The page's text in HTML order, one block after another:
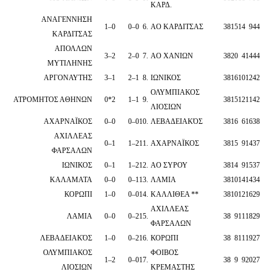
ΚΑΡΔ.
ΑΝΑΓΕΝΝΗΣΗ
ΚΑΡΔΙΤΣΑΣ
1–0 0–0 6. ΑO ΚΑΡΔΙΤΣΑΣ 381514 944
ΑΠΟΛΛΩΝ
ΜΥΤΙΛΗΝΗΣ
3–2 2–0 7. ΑO ΧΑΝΙΩΝ 3820 41444
ΑΡΓΟΝΑΥΤΗΣ 3–1 2–1 8. ΙΩΝΙΚΟΣ 3816101242
ΑΤΡΟΜΗΤΟΣ ΑΘΗΝΩΝ 0*2 1–1 9.
ΟΛΥΜΠΙΑΚΟΣ
ΛΙΟΣΙΩΝ
3815121142
ΑΧΑΡΝΑΪΚΟΣ 0–0 0–010. ΛΕΒΑΔΕΙΑΚΌΣ 3816 61638
ΑΧΙΛΛΕΑΣ
ΦΑΡΣΑΛΩΝ
0–1 1–211. ΑΧΑΡΝΑΪΚΟΣ 3815 91437
ΙΩΝΙΚΟΣ 0–1 1–212. ΑO ΣΥΡΟΥ 3814 91537
ΚΑΛΑΜΑΤΑ
0–0 0–113. ΛΑΜΙΑ 3810141434
ΚΟΡΩΠΙ
1–0 0–014. ΚΑΛΛΙΘΕΑ ** 3810121629
ΛΑΜΙΑ 0–0 0–215.
ΑΧΙΛΛΕΑΣ
ΦΑΡΣΑΛΩΝ
38 9111829
ΛΕΒΑΔΕΙΑΚΌΣ 1–0 0–216. ΚΟΡΩΠΙ 38 8111927
ΟΛΥΜΠΙΑΚΟΣ
ΛΙΟΣΙΩΝ
1–2 0–017.
ΦΟΙΒΟΣ
ΚΡΕΜΑΣΤΗΣ
38 9 92027